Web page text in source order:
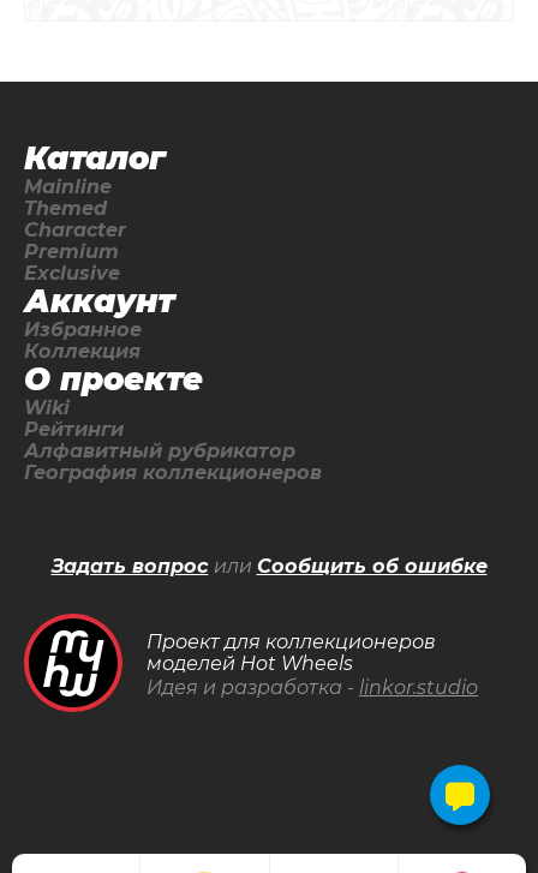
Каталог
Mainline
Themed
Character
Premium
Exclusive
Аккаунт
Избранное
Коллекция
О проекте
Wiki
Рейтинги
Алфавитный рубрикатор
География коллекционеров
Проект для коллекционеров
моделей Hot Wheels
Идея и разработка - linkor.studio
Задать вопросили Сообщить об ошибке